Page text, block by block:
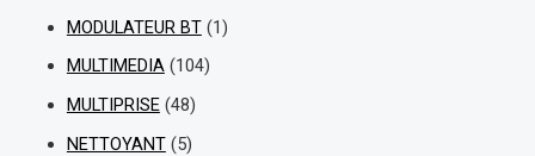
MODULATEUR BT (1)
MULTIMEDIA (104)
MULTIPRISE (48)
NETTOYANT (5)